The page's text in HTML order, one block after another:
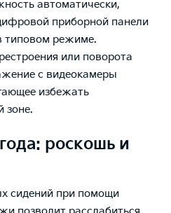
автоматически,
приборной панели
типовом режиме.
или поворота
с видеокамеры
избежать
зоне.
роскошь и
сидений при помощи